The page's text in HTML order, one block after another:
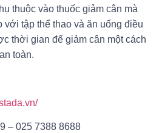
thuộc vào thuốc giảm cân mà
với tập thể thao và ăn uống điều
thời gian để giảm cân một cách
toàn.
– 025 7388 8688